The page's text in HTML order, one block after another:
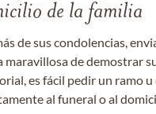
de la familia
de sus condolencias,
maravillosa de demostrar
es fácil pedir un ramo
al funeral o al